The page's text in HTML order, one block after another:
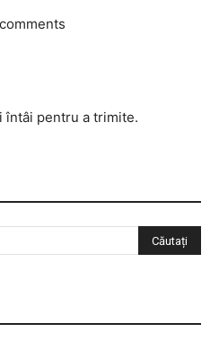
întâi pentru a trimite.